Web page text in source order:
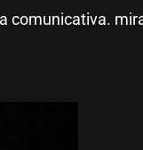
comunicativa.